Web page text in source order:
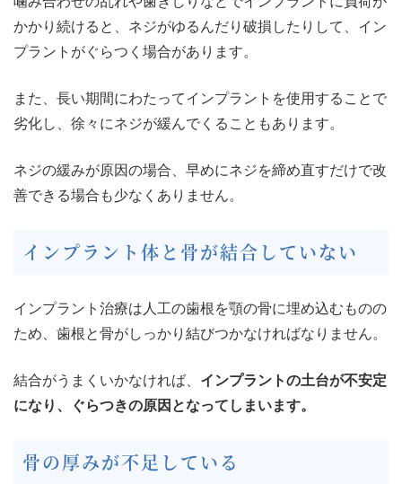
かかり続けると、ネジがゆるんだり破損したりして、イン
プラントがぐらつく場合があります。
また、長い期間にわたってインプラントを使用することで
劣化し、徐々にネジが緩んでくることもあります。
ネジの緩みが原因の場合、早めにネジを締め直すだけで改
善できる場合も少なくありません。
インプラント体と骨が結合していない
インプラント治療は人工の歯根を顎の骨に埋め込むものの
ため、歯根と骨がしっかり結びつかなければなりません。
結合がうまくいかなければ、 インプラントの土台が不安定
になり、ぐらつきの原因となってしまいます。
骨の厚みが不足している